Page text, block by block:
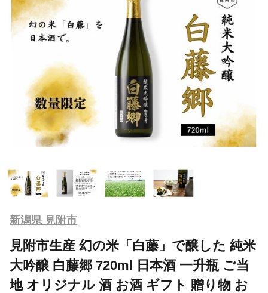
新潟県 見附市
見附市生産 幻の米「白藤」で醸した 純米
大吟醸 白藤郷 720ml 日本酒 一升瓶 ご当
地 オリジナル 酒 お酒 ギフト 贈り物 お